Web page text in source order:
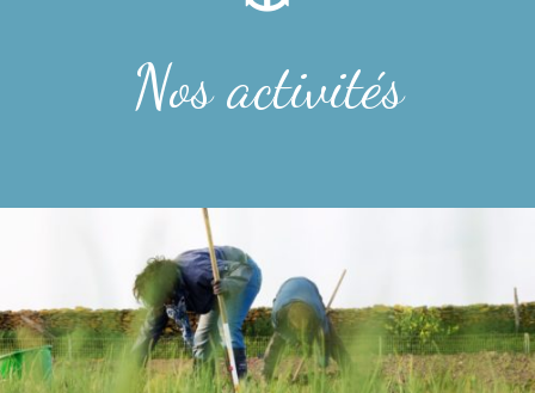
Nos activités